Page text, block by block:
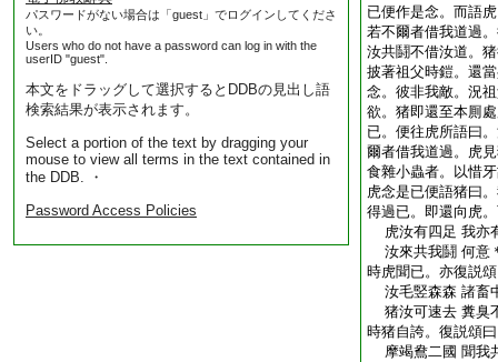
パスワードがない場合は「guest」でログインしてくださ
い。
Users who do not have a password can log in with the
userID "guest".
本文をドラッグして選択するとDDBの見出し語
検索結果が表示されます。
Select a portion of the text by dragging your
mouse to view all terms in the text contained in
the DDB. ・
Password Access Policies
已便作是念。而語
若不爾者借我道過
汝共鬪不借汝道。
披著祖父時鎧。還
念。彼非我敵。況
欲。猪即還至本厠
已。便往虎所語曰
爾者借我道過。虎
食雜小蟲者。以惜
虎念是已便語猪曰
得過已。即還向虎
虎汝有四足 我亦
汝來共我鬪 何意
時虎聞已。亦復説
汝毛竪森森 諸畜
猪汝可速去 糞臭
時猪自誇。復説頌曰
摩竭鴦二國 聞我